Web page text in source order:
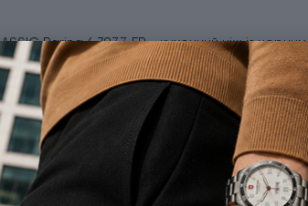
Paring 6.7833.FB - кухонний ніж із
тих, хто цінує практичність, надійність і
використання як вдома, так і в поїздках, на
із високоякісної неіржавної
ідеально справляється з нарізкою та
хлібом. Складаний механізм забезпечує
форма рукояті та нековзке
ножа комфортним і безпечним.